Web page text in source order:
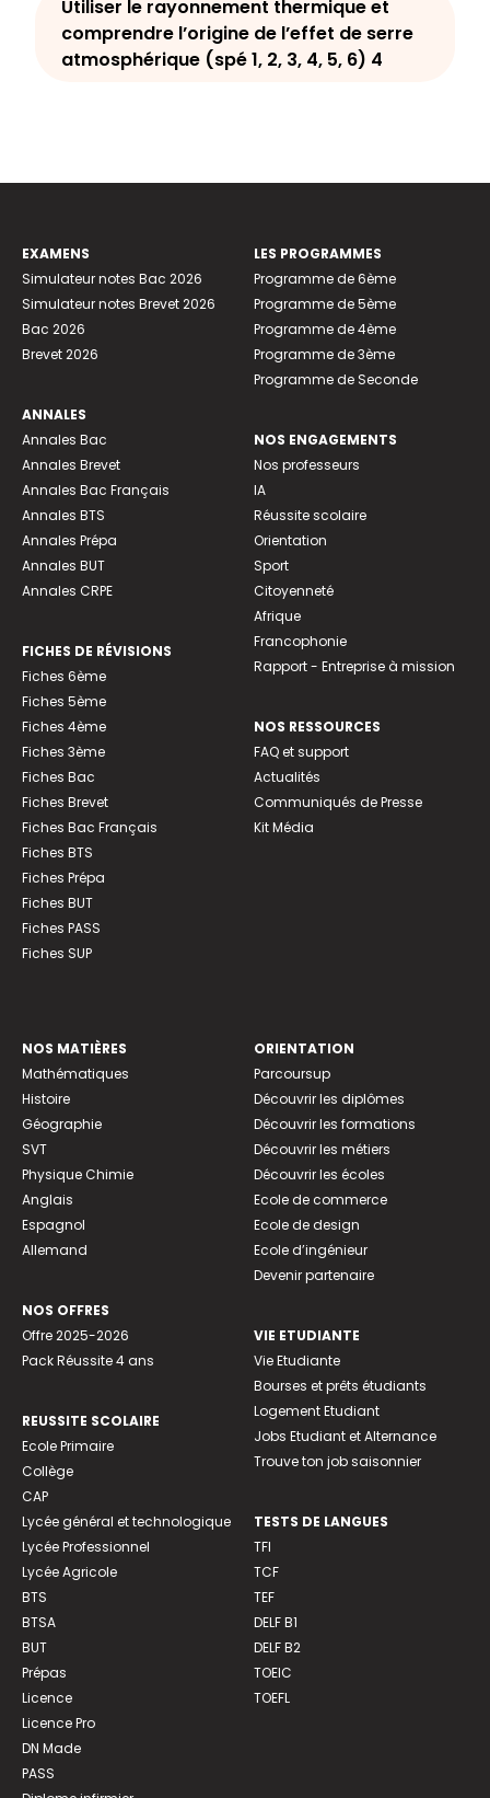
Utiliser le rayonnement thermique et
comprendre l’origine de l’effet de serre
atmosphérique (spé 1, 2, 3, 4, 5, 6) 4
EXAMENS
Simulateur notes Bac 2026
Simulateur notes Brevet 2026
Bac 2026
Brevet 2026
ANNALES
Annales Bac
Annales Brevet
Annales Bac Français
Annales BTS
Annales Prépa
Annales BUT
Annales CRPE
FICHES DE RÉVISIONS
Fiches 6ème
Fiches 5ème
Fiches 4ème
Fiches 3ème
Fiches Bac
Fiches Brevet
Fiches Bac Français
Fiches BTS
Fiches Prépa
Fiches BUT
Fiches PASS
Fiches SUP
LES PROGRAMMES
Programme de 6ème
Programme de 5ème
Programme de 4ème
Programme de 3ème
Programme de Seconde
NOS ENGAGEMENTS
Nos professeurs
IA
Réussite scolaire
Orientation
Sport
Citoyenneté
Afrique
Francophonie
Rapport - Entreprise à mission
NOS RESSOURCES
FAQ et support
Actualités
Communiqués de Presse
Kit Média
NOS MATIÈRES
Mathématiques
Histoire
Géographie
SVT
Physique Chimie
Anglais
Espagnol
Allemand
NOS OFFRES
Offre 2025-2026
Pack Réussite 4 ans
REUSSITE SCOLAIRE
Ecole Primaire
Collège
CAP
Lycée général et technologique
Lycée Professionnel
Lycée Agricole
BTS
BTSA
BUT
Prépas
Licence
Licence Pro
DN Made
PASS
ORIENTATION
Parcoursup
Découvrir les diplômes
Découvrir les formations
Découvrir les métiers
Découvrir les écoles
Ecole de commerce
Ecole de design
Ecole d’ingénieur
Devenir partenaire
VIE ETUDIANTE
Vie Etudiante
Bourses et prêts étudiants
Logement Etudiant
Jobs Etudiant et Alternance
Trouve ton job saisonnier
TESTS DE LANGUES
TFI
TCF
TEF
DELF B1
DELF B2
TOEIC
TOEFL